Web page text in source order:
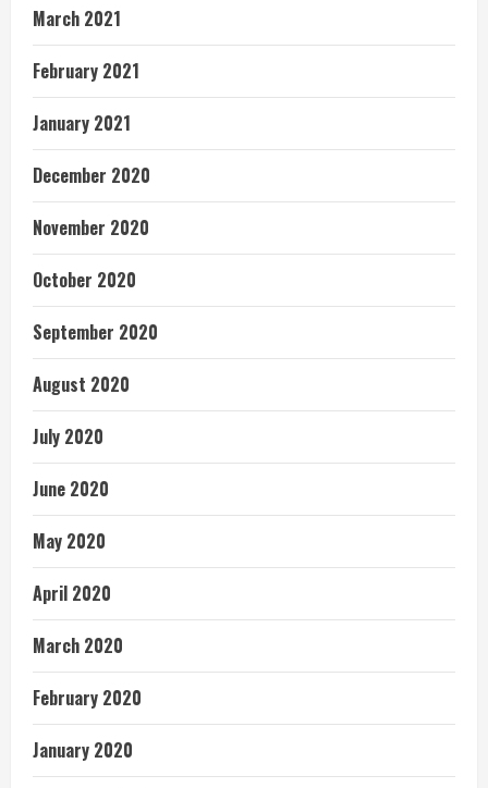
March 2021
February 2021
January 2021
December 2020
November 2020
October 2020
September 2020
August 2020
July 2020
June 2020
May 2020
April 2020
March 2020
February 2020
January 2020